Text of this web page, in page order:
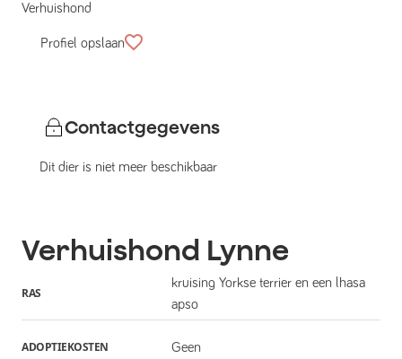
Verhuishond
Profiel opslaan
Contactgegevens
Dit dier is niet meer beschikbaar
Verhuishond Lynne
RAS
kruising Yorkse terrier en een lhasa
apso
ADOPTIEKOSTEN Geen